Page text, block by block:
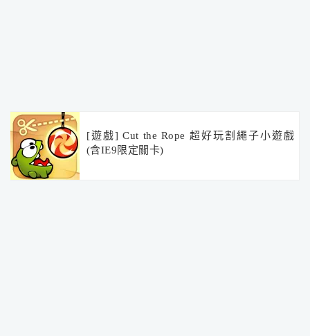
[遊戲] Cut the Rope 超好玩割繩子小遊戲
(含IE9限定關卡)